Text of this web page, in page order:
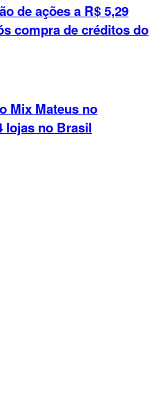
de ações a R$ 5,29
compra de créditos do
Mix Mateus no
lojas no Brasil